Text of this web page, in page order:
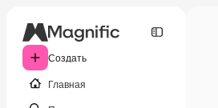
Создать
Главная